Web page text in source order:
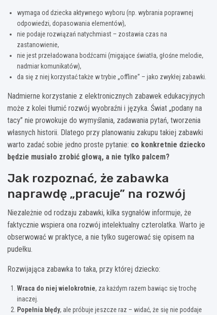
wymaga od dziecka aktywnego wyboru (np. wybrania poprawnej
odpowiedzi, dopasowania elementów),
nie podaje rozwiązań natychmiast – zostawia czas na
zastanowienie,
nie jest przeładowana bodźcami (migające światła, głośne melodie,
nadmiar komunikatów),
da się z niej korzystać także w trybie „offline” – jako zwykłej zabawki.
Nadmierne korzystanie z elektronicznych zabawek edukacyjnych
może z kolei tłumić rozwój wyobraźni i języka. Świat „podany na
tacy” nie prowokuje do wymyślania, zadawania pytań, tworzenia
własnych historii. Dlatego przy planowaniu zakupu takiej zabawki
warto zadać sobie jedno proste pytanie: co konkretnie dziecko
będzie musiało zrobić głową, a nie tylko palcem?
Jak rozpoznać, że zabawka
naprawdę „pracuje” na rozwój
Niezależnie od rodzaju zabawki, kilka sygnałów informuje, że
faktycznie wspiera ona rozwój intelektualny czterolatka. Warto je
obserwować w praktyce, a nie tylko sugerować się opisem na
pudełku.
Rozwijająca zabawka to taka, przy której dziecko:
Wraca do niej wielokrotnie, za każdym razem bawiąc się trochę
inaczej.
Popełnia błędy, ale próbuje jeszcze raz – widać, że się nie poddaje